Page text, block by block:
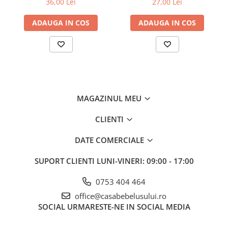
ele nu vor suferi deteriorari in timp, pastrand caracteristicile
suportului anatomic in permanenta.
Suportul anatomic Tega Baby
este realizat din cele mai bune
materiale, productia acestuia fiind atent monitorizata, lucru
acreditat de certificarea
ADAUGA IN COS ADAUGA IN COS
MAGAZINUL MEU
CLIENTI
DATE COMERCIALE
SUPORT CLIENTI LUNI-VINERI: 09:00 - 17:00
0753 404 464
office@casabebelusului.ro
SOCIAL URMARESTE-NE IN SOCIAL MEDIA